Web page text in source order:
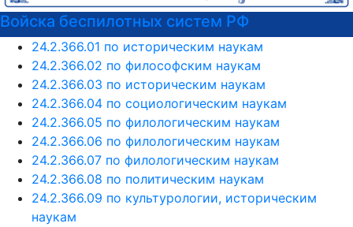
РФ РГГУ — территория
24.2.366.01 по историческим наукам
24.2.366.02 по философским наукам
24.2.366.03 по историческим наукам
24.2.366.04 по социологическим наукам
24.2.366.05 по филологическим наукам
24.2.366.06 по филологическим наукам
24.2.366.07 по филологическим наукам
24.2.366.08 по политическим наукам
24.2.366.09 по культурологии, историческим
наукам